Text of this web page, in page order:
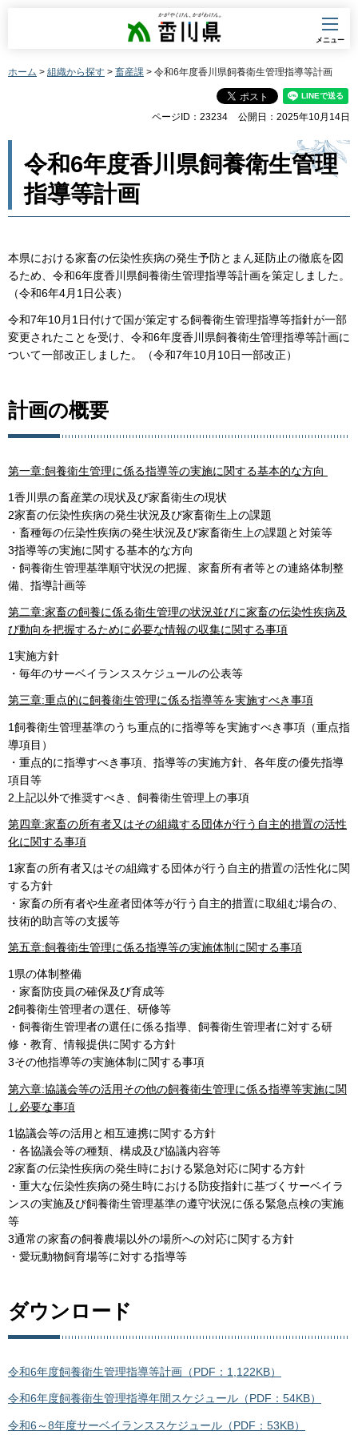
香川県
メニュー
ホーム > 組織から探す > 畜産課 > 令和6年度香川県飼養衛生管理指導等計画
ページID：23234 公開日：2025年10月14日
令和6年度香川県飼養衛生管理
指導等計画
本県における家畜の伝染性疾病の発生予防とまん延防止の徹底を図
るため、令和6年度香川県飼養衛生管理指導等計画を策定しました。
（令和6年4月1日公表）
令和7年10月1日付けで国が策定する飼養衛生管理指導等指針が一部
変更されたことを受け、令和6年度香川県飼養衛生管理指導等計画に
ついて一部改正しました。（令和7年10月10日一部改正）
計画の概要
第一章:飼養衛生管理に係る指導等の実施に関する基本的な方向
1香川県の畜産業の現状及び家畜衛生の現状
2家畜の伝染性疾病の発生状況及び家畜衛生上の課題
・畜種毎の伝染性疾病の発生状況及び家畜衛生上の課題と対策等
3指導等の実施に関する基本的な方向
・飼養衛生管理基準順守状況の把握、家畜所有者等との連絡体制整
備、指導計画等
第二章:家畜の飼養に係る衛生管理の状況並びに家畜の伝染性疾病及
び動向を把握するために必要な情報の収集に関する事項
1実施方針
・毎年のサーベイランススケジュールの公表等
第三章:重点的に飼養衛生管理に係る指導等を実施すべき事項
1飼養衛生管理基準のうち重点的に指導等を実施すべき事項（重点指
導項目）
・重点的に指導すべき事項、指導等の実施方針、各年度の優先指導
項目等
2上記以外で推奨すべき、飼養衛生管理上の事項
第四章:家畜の所有者又はその組織する団体が行う自主的措置の活性
化に関する事項
1家畜の所有者又はその組織する団体が行う自主的措置の活性化に関
する方針
・家畜の所有者や生産者団体等が行う自主的措置に取組む場合の、
技術的助言等の支援等
第五章:飼養衛生管理に係る指導等の実施体制に関する事項
1県の体制整備
・家畜防疫員の確保及び育成等
2飼養衛生管理者の選任、研修等
・飼養衛生管理者の選任に係る指導、飼養衛生管理者に対する研
修・教育、情報提供に関する方針
3その他指導等の実施体制に関する事項
第六章:協議会等の活用その他の飼養衛生管理に係る指導等実施に関
し必要な事項
1協議会等の活用と相互連携に関する方針
・各協議会等の種類、構成及び協議内容等
2家畜の伝染性疾病の発生時における緊急対応に関する方針
・重大な伝染性疾病の発生時における防疫指針に基づくサーベイラ
ンスの実施及び飼養衛生管理基準の遵守状況に係る緊急点検の実施
等
3通常の家畜の飼養農場以外の場所への対応に関する方針
・愛玩動物飼育場等に対する指導等
ダウンロード
令和6年度飼養衛生管理指導等計画（PDF：1,122KB）
令和6年度飼養衛生管理指導年間スケジュール（PDF：54KB）
令和6～8年度サーベイランススケジュール（PDF：53KB）